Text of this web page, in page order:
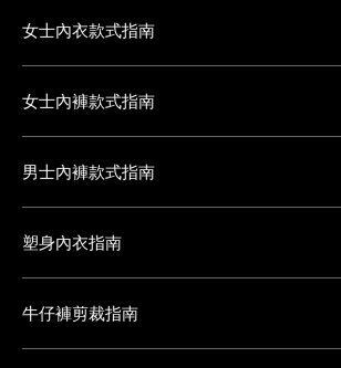
女士內衣款式指南
女士內褲款式指南
男士內褲款式指南
塑身內衣指南
牛仔褲剪裁指南